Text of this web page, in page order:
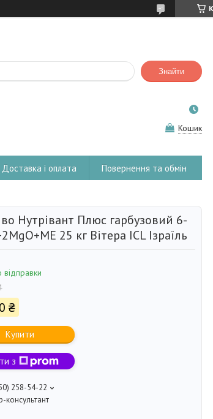
Знайти
Кошик
Доставка і оплата Повернення та обмін
Нутрівант Плюс гарбузовий 6-
25 кг Вітера ICL Ізраїль
відправки
₴
Купити
з
258-54-22